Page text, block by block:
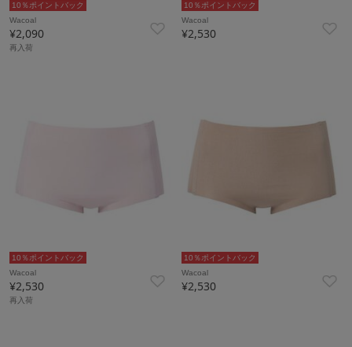
10％ポイントバック
Wacoal
¥2,090
再入荷
10％ポイントバック
Wacoal
¥2,530
10％ポイントバック
Wacoal
¥2,530
再入荷
10％ポイントバック
Wacoal
¥2,530